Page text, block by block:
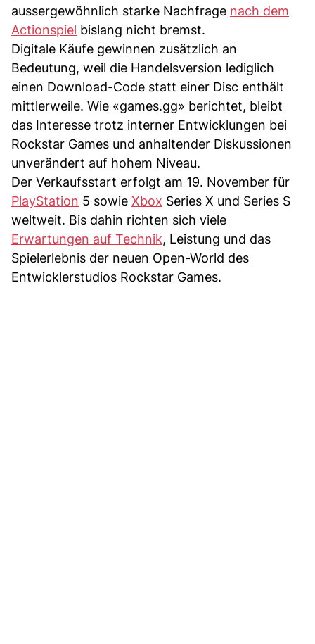
aussergewöhnlich starke Nachfrage nach dem
Actionspiel bislang nicht bremst.
Digitale Käufe gewinnen zusätzlich an
Bedeutung, weil die Handelsversion lediglich
einen Download-Code statt einer Disc enthält
mittlerweile. Wie «games.gg» berichtet, bleibt
das Interesse trotz interner Entwicklungen bei
Rockstar Games und anhaltender Diskussionen
unverändert auf hohem Niveau.
Der Verkaufsstart erfolgt am 19. November für
PlayStation 5 sowie Xbox Series X und Series S
weltweit. Bis dahin richten sich viele
Erwartungen auf Technik, Leistung und das
Spielerlebnis der neuen Open-World des
Entwicklerstudios Rockstar Games.